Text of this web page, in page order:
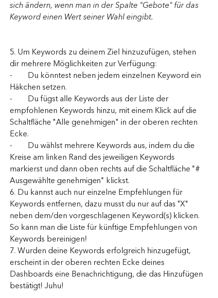
sich ändern, wenn man in der Spalte "Gebote" für das
Keyword einen Wert seiner Wahl eingibt.
5. Um Keywords zu deinem Ziel hinzuzufügen, stehen
dir mehrere Möglichkeiten zur Verfügung:
-        Du könntest neben jedem einzelnen Keyword ein
Häkchen setzen.
-        Du fügst alle Keywords aus der Liste der
empfohlenen Keywords hinzu, mit einem Klick auf die
Schaltfläche "Alle genehmigen" in der oberen rechten
Ecke.
-        Du wählst mehrere Keywords aus, indem du die
Kreise am linken Rand des jeweiligen Keywords
markierst und dann oben rechts auf die Schaltfläche "#
Ausgewählte genehmigen" klickst.
6. Du kannst auch nur einzelne Empfehlungen für
Keywords entfernen, dazu musst du nur auf das "X"
neben dem/den vorgeschlagenen Keyword(s) klicken.
So kann man die Liste für künftige Empfehlungen von
Keywords bereinigen!
7. Wurden deine Keywords erfolgreich hinzugefügt,
erscheint in der oberen rechten Ecke deines
Dashboards eine Benachrichtigung, die das Hinzufügen
bestätigt! Juhu!